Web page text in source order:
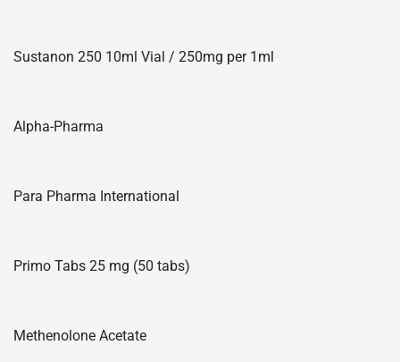
Sustanon 250 10ml Vial / 250mg per 1ml
Alpha-Pharma
Para Pharma International
Primo Tabs 25 mg (50 tabs)
Methenolone Acetate